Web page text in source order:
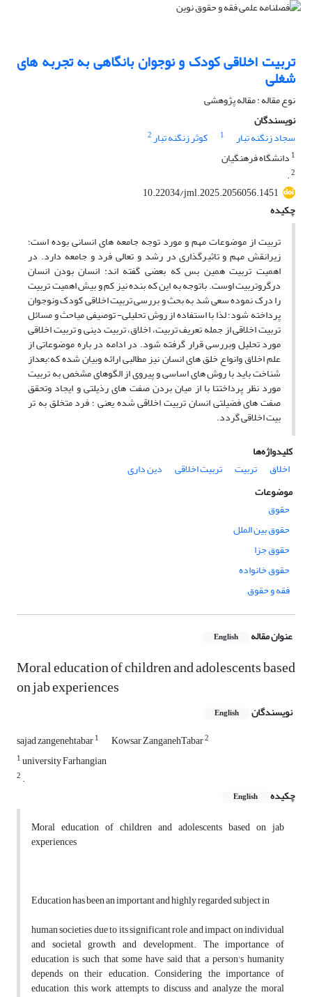
تربیت اخلاقی کودک و نوجوان بانگاهی به تجربه های
شغلی
نوع مقاله : مقاله پژوهشی
نویسندگان
سجاد زنگنه تبار
1 کوثر زنگنه تبار2
1 دانشگاه فرهنگیان
2
.
10.22034/jml.2025.2056056.1451
چکیده
تربیت از موضوعات مهم و مورد توجه جامعه های انسانی بوده است؛
زیرانقش مهم و تاثیرگذاری در رشد و تعالی فرد و جامعه دارد. در
اهمیت تربیت همین بس که بعضی گفته اند: انسان بودن انسان
درگروتربیت اوست. باتوجه به این که بنده نیز کم و بیش اهمیت تربیت
را درک نموده سعی شد به بحث و بررسی تربیت اخلاقی کودک ونوجوان
پرداخته شود؛ لذا با استفاده از روش تحلیلی- توصیفی میاحث و مسائل
تربیت اخلاقی از جمله تعریف تربیت، اخلاق، تربیت دینی و تربیت اخلاقی
مورد تحلیل وبررسی قرار گرفته شود. در ادامه در باره موضوعاتی از
علم اخلاق وانواع خلق های انسان نیز مطالبی ارائه وبیان شده که؛بعداز
شناخت باید با روش های اساسی و پیروی از الگوهای مشخص به تربیت
مورد نظر پرداختتا با از میان بردن صفت های رذیلتی و ایجاد وتحقق
صفت های فضیلتی انسان تربیت اخلاقی شده یعنی ؛ فرد متخلق به تر
بیت اخلاقی گردد.
کلیدواژه‌ها
اخلاق
تربیت تربیت اخلاقی
دین داری
موضوعات
حقوق
حقوق بین الملل
حقوق جزا
حقوق خانواده
فقه و حقوق
عنوان مقاله English
Moral education of children and adolescents based
on jab experiences
نویسندگان English
sajad zangenehtabar1 Kowsar ZanganehTabar2
1university Farhangian
2 .
چکیده
English
Moral education of children and adolescents based on jab
experiences
Education has been an important and highly regarded subject in
human societies due to its significant role and impact on individual
and societal growth and development. The importance of
education is such that some have said that a person's humanity
depends on their education. Considering the importance of
education, this work attempts to discuss and analyze the moral